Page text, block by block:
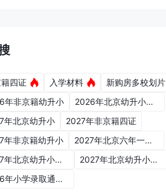
四证 入学材料
新购房多校划片
年非京籍幼升小
2026年北京幼升小入学政策
年北京幼升小
2027年非京籍四证
年非京籍幼升小
2027年北京六年一学位政策
2027年北京幼升小六年一学位政策
2027年北京幼升小入学政策
2026年小学录取通知书